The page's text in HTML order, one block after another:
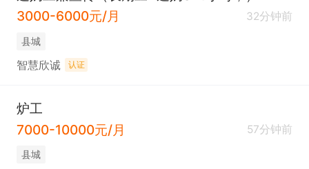
3000-6000元/月
32分钟前
县城
智慧欣诚 认证
炉工
7000-10000元/月
57分钟前
县城